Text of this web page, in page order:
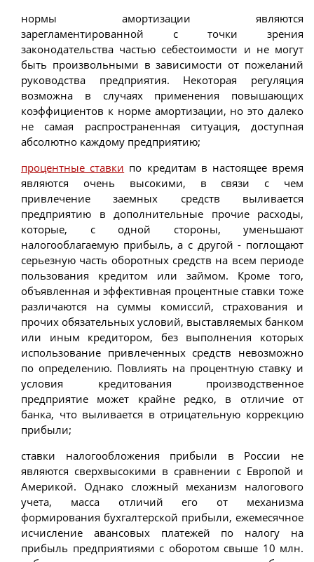
нормы амортизации являются
зарегламентированной с точки зрения
законодательства частью себестоимости и не могут
быть произвольными в зависимости от пожеланий
руководства предприятия. Некоторая регуляция
возможна в случаях применения повышающих
коэффициентов к норме амортизации, но это далеко
не самая распространенная ситуация, доступная
абсолютно каждому предприятию;
процентные ставки по кредитам в настоящее время
являются очень высокими, в связи с чем
привлечение заемных средств выливается
предприятию в дополнительные прочие расходы,
которые, с одной стороны, уменьшают
налогооблагаемую прибыль, а с другой - поглощают
серьезную часть оборотных средств на всем периоде
пользования кредитом или займом. Кроме того,
объявленная и эффективная процентные ставки тоже
различаются на суммы комиссий, страхования и
прочих обязательных условий, выставляемых банком
или иным кредитором, без выполнения которых
использование привлеченных средств невозможно
по определению. Повлиять на процентную ставку и
условия кредитования производственное
предприятие может крайне редко, в отличие от
банка, что выливается в отрицательную коррекцию
прибыли;
ставки налогообложения прибыли в России не
являются сверхвысокими в сравнении с Европой и
Америкой. Однако сложный механизм налогового
учета, масса отличий его от механизма
формирования бухгалтерской прибыли, ежемесячное
исчисление авансовых платежей по налогу на
прибыль предприятиями с оборотом свыше 10 млн.